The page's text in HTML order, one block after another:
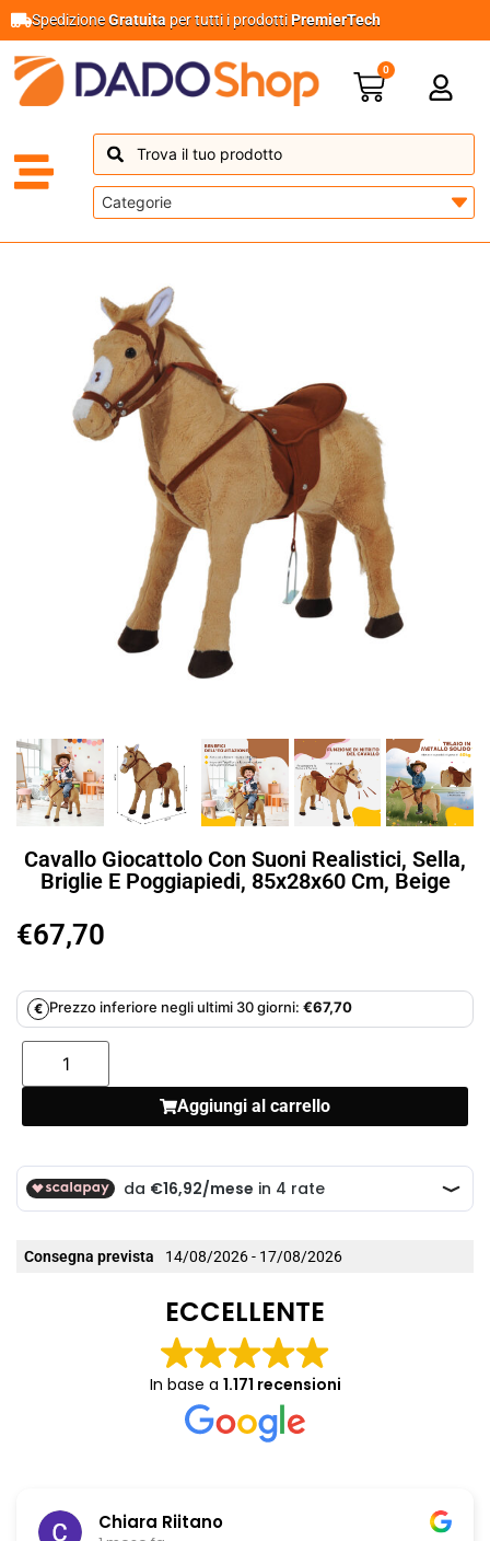
SpedizioneGratuita per tutti i prodottiPremierTech
0
Cavallo Giocattolo Con Suoni Realistici, Sella,
Briglie E Poggiapiedi, 85x28x60 Cm, Beige
€67,70
€ Prezzo inferiore negli ultimi 30 giorni: €67,70
Aggiungi al carrello
Consegna prevista 14/08/2026 - 17/08/2026
ECCELLENTE
In base a 1.171 recensioni
Chiara Riitano